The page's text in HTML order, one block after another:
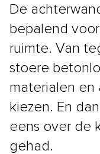
De
bepalend
ruimte. Van
stoere
materialen en
kiezen. En
eens over de
gehad.